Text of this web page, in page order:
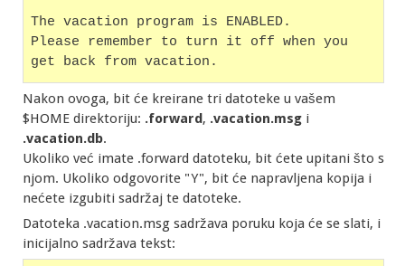
The vacation program is ENABLED.
Please remember to turn it off when you
get back from vacation.
Nakon ovoga, bit će kreirane tri datoteke u vašem
$HOME direktoriju: .forward, .vacation.msg i
.vacation.db.
Ukoliko već imate .forward datoteku, bit ćete upitani što s
njom. Ukoliko odgovorite "Y", bit će napravljena kopija i
nećete izgubiti sadržaj te datoteke.
Datoteka .vacation.msg sadržava poruku koja će se slati, i
inicijalno sadržava tekst: